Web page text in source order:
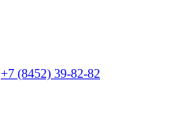
+7 (8452) 39-82-82